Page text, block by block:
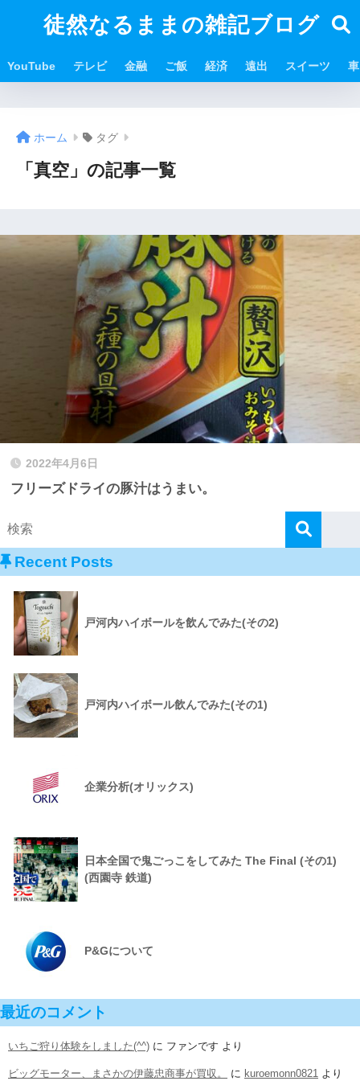
徒然なるままの雑記ブログ
YouTube テレビ 金融 ご飯 経済 遠出 スイーツ 車
ホーム タグ
「真空」の記事一覧
2022年4月6日
フリーズドライの豚汁はうまい。
Recent Posts
戸河内ハイボールを飲んでみた(その2)
戸河内ハイボール飲んでみた(その1)
企業分析(オリックス)
日本全国で鬼ごっこをしてみた The Final (その1)
(西園寺 鉄道)
P&Gについて
最近のコメント
いちご狩り体験をしました(^^) に ファンです より
ビッグモーター、まさかの伊藤忠商事が買収。 に kuroemonn0821 より